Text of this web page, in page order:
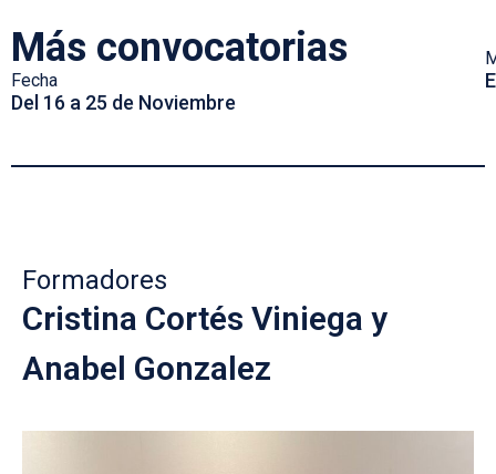
Más convocatorias
Fecha
Del 16 a 25 de Noviembre
Formadores
Cristina Cortés Viniega y
Anabel Gonzalez